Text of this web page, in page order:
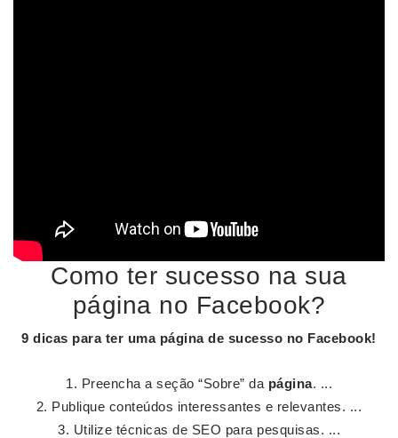
Como ter sucesso na sua
página no Facebook?
9 dicas para ter uma página de sucesso no Facebook!
Preencha a seção “Sobre” da página. ...
Publique conteúdos interessantes e relevantes. ...
Utilize técnicas de SEO para pesquisas. ...